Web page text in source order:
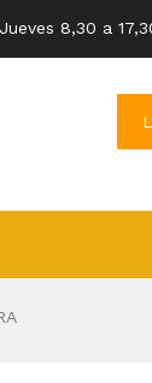
8,30 a